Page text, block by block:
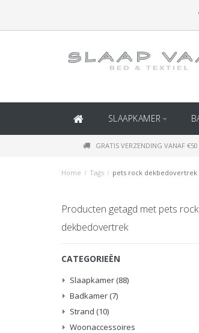
(BINNEN
SLAAPKAMER
GRATIS VERZENDING VANAF €50
Home / Tags / pets rock dekbedovertrek
Producten getagd met pets rock
dekbedovertrek
CATEGORIEËN
Slaapkamer (88)
Badkamer (7)
Strand (10)
Woonaccessoires